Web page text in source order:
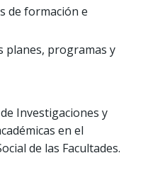
de formación e
planes, programas y
Investigaciones y
en el
de las Facultades.